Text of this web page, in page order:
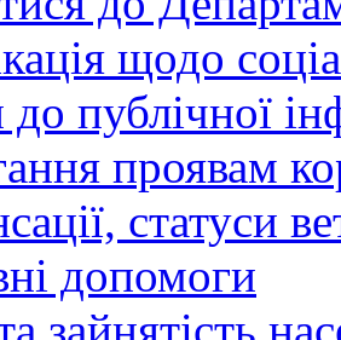
щодо
публічної
проявам
статуси
допомоги